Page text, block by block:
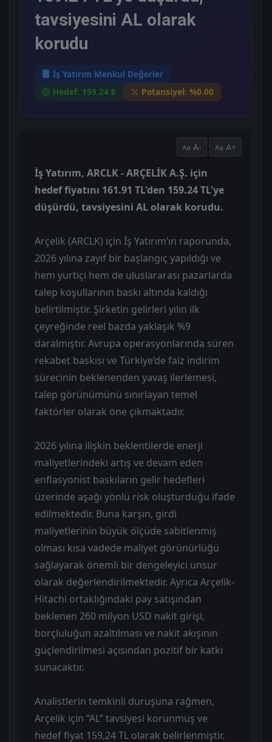
tavsiyesini AL olarak
korudu
İş Yatırım Menkul Değerler
Hedef: 159.24 ₺
Potansiyel: %0.00
A- A+
İş Yatırım, ARCLK - ARÇELİK A.Ş. için
hedef fiyatını 161.91 TL'den 159.24 TL'ye
düşürdü, tavsiyesini AL olarak korudu.
Arçelik (ARCLK) için İş Yatırım’ın raporunda,
2026 yılına zayıf bir başlangıç yapıldığı ve
hem yurtiçi hem de uluslararası pazarlarda
talep koşullarının baskı altında kaldığı
belirtilmiştir. Şirketin gelirleri yılın ilk
çeyreğinde reel bazda yaklaşık %9
daralmıştır. Avrupa operasyonlarında süren
rekabet baskısı ve Türkiye’de faiz indirim
sürecinin beklenenden yavaş ilerlemesi,
talep görünümünü sınırlayan temel
faktörler olarak öne çıkmaktadır.
2026 yılına ilişkin beklentilerde enerji
maliyetlerindeki artış ve devam eden
enflasyonist baskıların gelir hedefleri
üzerinde aşağı yönlü risk oluşturduğu ifade
edilmektedir. Buna karşın, girdi
maliyetlerinin büyük ölçüde sabitlenmiş
olması kısa vadede maliyet görünürlüğü
sağlayarak önemli bir dengeleyici unsur
olarak değerlendirilmektedir. Ayrıca Arçelik-
Hitachi ortaklığındaki pay satışından
beklenen 260 milyon USD nakit girişi,
borçluluğun azaltılması ve nakit akışının
güçlendirilmesi açısından pozitif bir katkı
sunacaktır.
Analistlerin temkinli duruşuna rağmen,
Arçelik için “AL” tavsiyesi korunmuş ve
hedef fiyat 159,24 TL olarak belirlenmiştir.